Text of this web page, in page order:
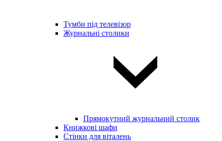
Тумби під телевізор
Журнальні столики
Прямокутний журнальний столик
Книжкові шафи
Стінки для віталень